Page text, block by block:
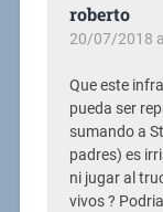
roberto
20/07/2018
Que este
pueda ser
sumando a
padres) es
ni jugar al
vivos ?